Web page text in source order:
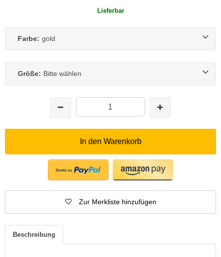
Lieferbar
Farbe: gold
Größe: Bitte wählen
In den Warenkorb
Zur Merkliste hinzufügen
Beschreibung